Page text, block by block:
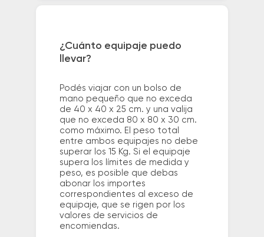
¿Cuánto equipaje puedo
llevar?
Podés viajar con un bolso de
mano pequeño que no exceda
de 40 x 40 x 25 cm. y una valija
que no exceda 80 x 80 x 30 cm.
como máximo. El peso total
entre ambos equipajes no debe
superar los 15 Kg. Si el equipaje
supera los límites de medida y
peso, es posible que debas
abonar los importes
correspondientes al exceso de
equipaje, que se rigen por los
valores de servicios de
encomiendas.